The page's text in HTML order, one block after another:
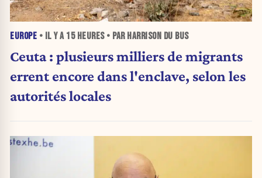
EUROPE • IL Y A 15 HEURES• PAR HARRISON DU BUS
Ceuta : plusieurs milliers de migrants
errent encore dans l'enclave, selon les
autorités locales